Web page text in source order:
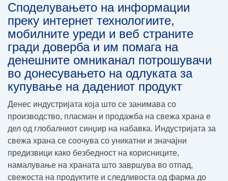
Споделувањето на информации
преку интернет технологиите,
мобилните уреди и веб страните
гради доверба и им помага на
денешните омниканал потрошувачи
во донесувањето на одлуката за
купување на дадениот продукт
Денес индустријата која што се занимава со
производство, пласман и продажба на свежа храна е
дел од глобалниот синџир на набавка. Индустријата за
свежа храна се соочува со уникатни и значајни
предизвици како безбедност на корисниците,
намалување на храната што завршува во отпад,
свежоста на продуктите и следливоста од фарма до